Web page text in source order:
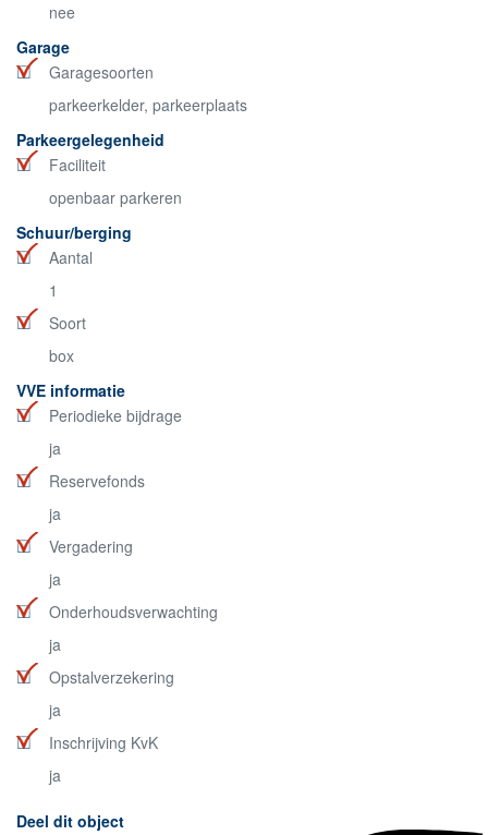
nee
Garage
Garagesoorten
parkeerkelder, parkeerplaats
Parkeergelegenheid
Faciliteit
openbaar parkeren
Schuur/berging
Aantal
1
Soort
box
VVE informatie
Periodieke bijdrage
ja
Reservefonds
ja
Vergadering
ja
Onderhoudsverwachting
ja
Opstalverzekering
ja
Inschrijving KvK
ja
Deel dit object